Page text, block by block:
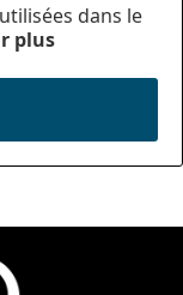
dans le
plus